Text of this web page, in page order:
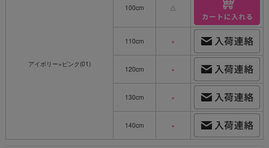
アイボリー×ピンク(01)
100cm △
110cm ×
120cm ×
130cm ×
140cm ×